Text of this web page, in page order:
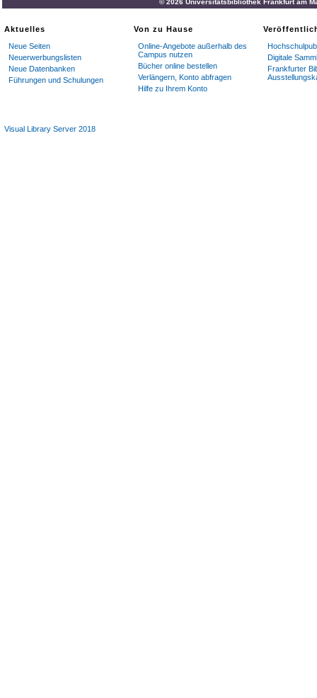
© 2026 Universitätsbibliothek Frankfurt am
Aktuelles
Neue Seiten
Neuerwerbungslisten
Neue Datenbanken
Führungen und Schulungen
Von zu Hause
Online-Angebote außerhalb des
Campus nutzen
Bücher online bestellen
Verlängern, Konto abfragen
Hilfe zu Ihrem Konto
Digitale
Frankfurter
Visual Library Server 2018